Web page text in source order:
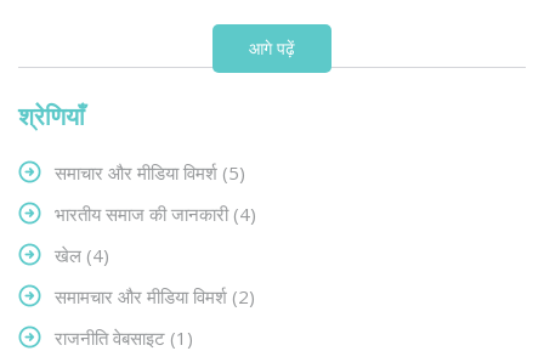
आगे पढ़ें
श्रेणियाँ
समाचार और मीडिया विमर्श (5)
भारतीय समाज की जानकारी (4)
खेल (4)
समामचार और मीडिया विमर्श (2)
राजनीति वेबसाइट (1)